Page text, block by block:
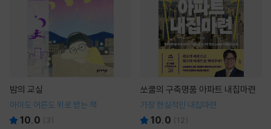
밤의 교실
아이도 어른도 위로 받는 책
10.0 ( 3)
쏘쿨의 구축명품 아파트 내집마련
가장 현실적인 내집마련
10.0 (12)